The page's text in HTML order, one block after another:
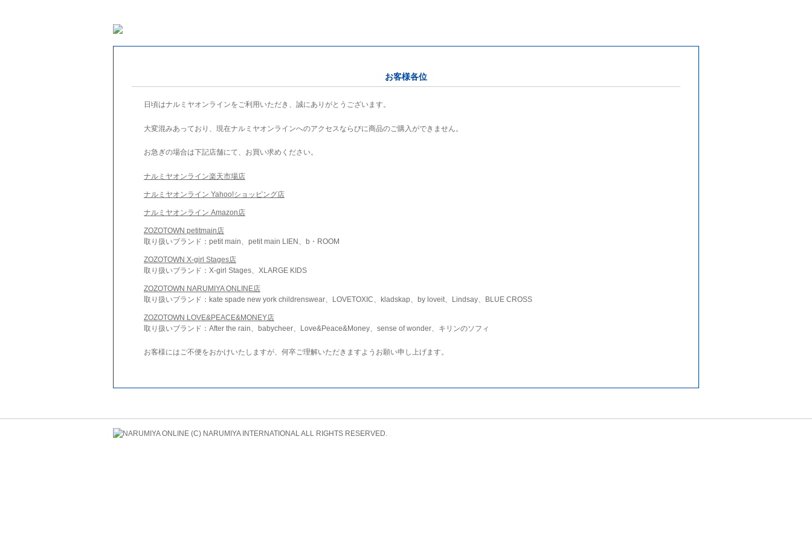
お客様各位
日頃はナルミヤオンラインをご利用いただき、誠にありがとうございます。
大変混みあっており、現在ナルミヤオンラインへのアクセスならびに商品のご購入ができません。
お急ぎの場合は下記店舗にて、お買い求めください。
ナルミヤオンライン楽天市場店
ナルミヤオンライン Yahoo!ショッピング店
ナルミヤオンライン Amazon店
ZOZOTOWN petitmain店
取り扱いブランド：petit main、petit main LIEN、b・ROOM
ZOZOTOWN X-girl Stages店
取り扱いブランド：X-girl Stages、XLARGE KIDS
ZOZOTOWN NARUMIYA ONLINE店
取り扱いブランド：kate spade new york childrenswear、LOVETOXIC、kladskap、by loveit、Lindsay、BLUE CROSS
ZOZOTOWN LOVE&PEACE&MONEY店
取り扱いブランド：After the rain、babycheer、Love&Peace&Money、sense of wonder、キリンのソフィ
お客様にはご不便をおかけいたしますが、何卒ご理解いただきますようお願い申し上げます。